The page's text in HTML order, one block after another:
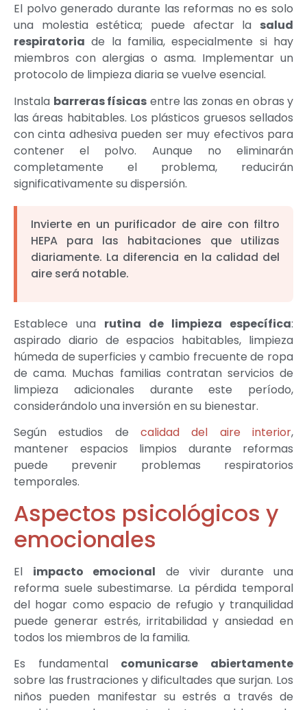
El polvo generado durante las reformas no es solo
una molestia estética; puede afectar la salud
respiratoria de la familia, especialmente si hay
miembros con alergias o asma. Implementar un
protocolo de limpieza diaria se vuelve esencial.
Instala barreras físicas entre las zonas en obras y
las áreas habitables. Los plásticos gruesos sellados
con cinta adhesiva pueden ser muy efectivos para
contener el polvo. Aunque no eliminarán
completamente el problema, reducirán
significativamente su dispersión.
Invierte en un purificador de aire con filtro
HEPA para las habitaciones que utilizas
diariamente. La diferencia en la calidad del
aire será notable.
Establece una rutina de limpieza específica:
aspirado diario de espacios habitables, limpieza
húmeda de superficies y cambio frecuente de ropa
de cama. Muchas familias contratan servicios de
limpieza adicionales durante este período,
considerándolo una inversión en su bienestar.
Según estudios de calidad del aire interior,
mantener espacios limpios durante reformas
puede prevenir problemas respiratorios
temporales.
Aspectos psicológicos y
emocionales
El impacto emocional de vivir durante una
reforma suele subestimarse. La pérdida temporal
del hogar como espacio de refugio y tranquilidad
puede generar estrés, irritabilidad y ansiedad en
todos los miembros de la familia.
Es fundamental comunicarse abiertamente
sobre las frustraciones y dificultades que surjan. Los
niños pueden manifestar su estrés a través de